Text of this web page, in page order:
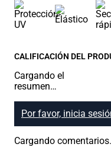
CALIFICACIÓN DEL
Cargando el
resumen…
Por favor, inicia
Cargando